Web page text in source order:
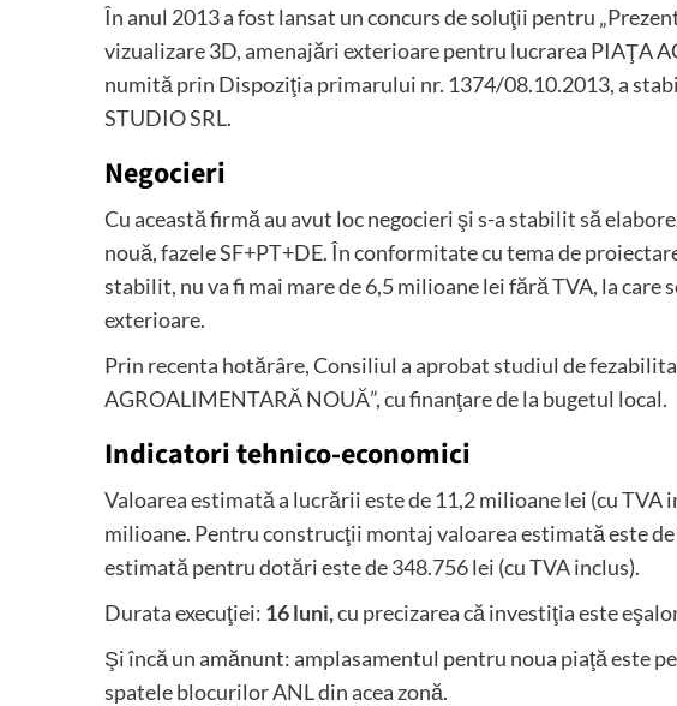
În anul 2013 a fost lansat un concurs de soluţii pentru
vizualizare 3D, amenajări exterioare pentru lucrarea PIAŢA
numită prin Dispoziţia primarului nr. 1374/08.10.2013, a
STUDIO SRL.
Negocieri
Cu această firmă au avut loc negocieri şi s-a stabilit să
nouă, fazele SF+PT+DE. În conformitate cu tema de
stabilit, nu va fi mai mare de 6,5 milioane lei fără TVA, la care
exterioare.
Prin recenta hotărâre, Consiliul a aprobat studiul de
AGROALIMENTARĂ NOUĂ”, cu finanţare de la bugetul local.
Indicatori tehnico-economici
Valoarea estimată a lucrării este de 11,2 milioane lei (cu TVA
milioane. Pentru construcţii montaj valoarea estimată este
estimată pentru dotări este de 348.756 lei (cu TVA inclus).
Durata execuţiei: 16 luni,cu precizarea că investiţia este
Şi încă un amănunt: amplasamentul pentru noua piaţă este
spatele blocurilor ANL din acea zonă.